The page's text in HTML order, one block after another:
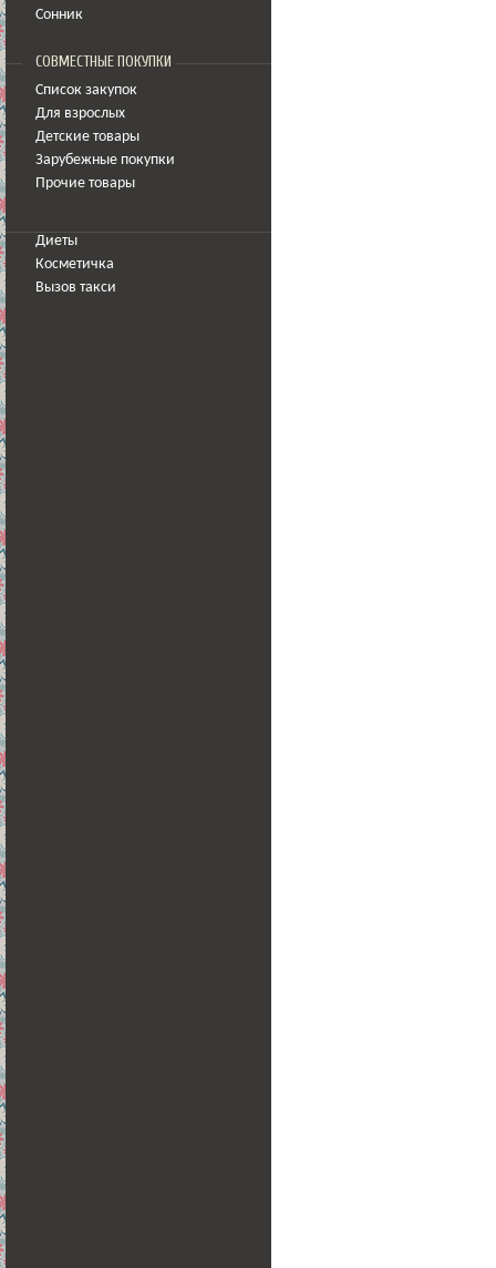
Сонник
СОВМЕСТНЫЕ ПОКУПКИ
Список закупок
Для взрослых
Детские товары
Зарубежные покупки
Прочие товары
Диеты
Косметичка
Вызов такси